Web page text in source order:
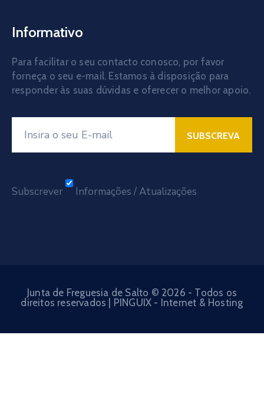
Informativo
Para facilitar o seu contacto conosco, por favor
forneça o seu e-mail. Estamos à disposição para
responder às suas dúvidas e oferecer o melhor apoio.
Subscrever Informações / Atualizações
Junta de Freguesia de Salto © 2026 - Todos os
direitos reservados | PINGUIX - Internet & Hosting